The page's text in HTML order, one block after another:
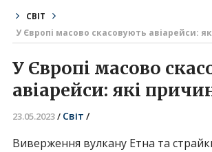
СВІТ
У Європі масово скасовують авіарейси:
У Європі масово
авіарейси: які
23.05.2023/ Світ /
Виверження вулкану Етна та